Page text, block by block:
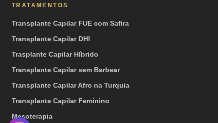
TRATAMENTOS
Transplante Capilar FUE com Safira
Transplante Capilar DHI
Trasplante Capilar Híbrido
Transplante Capilar sem Barbear
Transplante Capilar Afro na Turquia
Transplante Capilar Feminino
Mesoterapia